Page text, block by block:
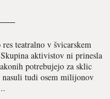
teatralno v švicarskem
aktivistov ni prinesla
potrebujejo za sklic
nasuli tudi osem milijonov